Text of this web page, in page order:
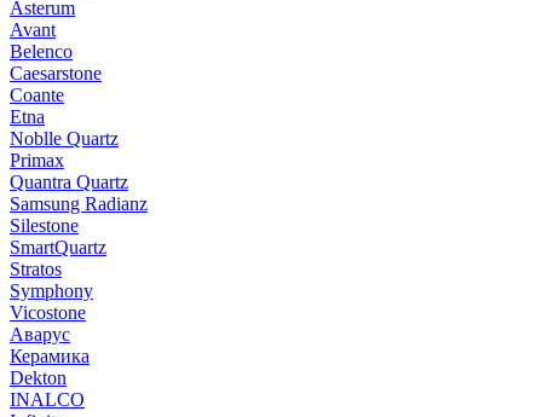
Asterum
Avant
Belenco
Caesarstone
Coante
Etna
Noblle Quartz
Primax
Quantra Quartz
Samsung Radianz
Silestone
SmartQuartz
Stratos
Symphony
Vicostone
Аварус
Керамика
Dekton
INALCO